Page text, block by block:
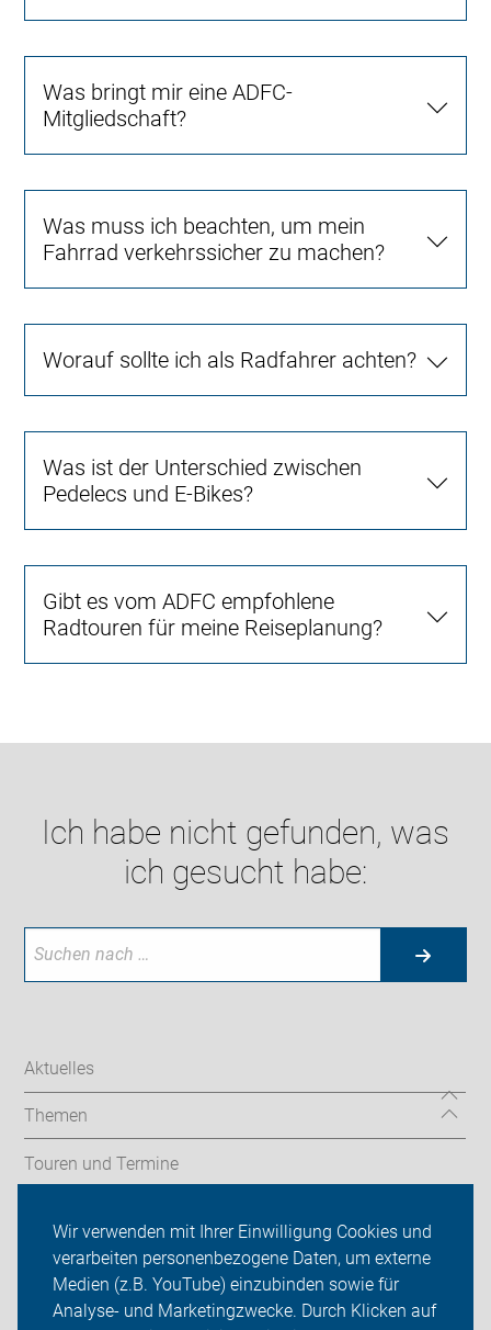
Wir verwenden mit Ihrer Einwilligung Cookies und
verarbeiten personenbezogene Daten, um externe
Medien (z.B. YouTube) einzubinden sowie für
Analyse- und Marketingzwecke. Durch Klicken auf
Was bringt mir eine ADFC-
Mitgliedschaft?
Was muss ich beachten, um mein
Fahrrad verkehrssicher zu machen?
Worauf sollte ich als Radfahrer achten?
Was ist der Unterschied zwischen
Pedelecs und E-Bikes?
Gibt es vom ADFC empfohlene
Radtouren für meine Reiseplanung?
Ich habe nicht gefunden, was
ich gesucht habe:
Aktuelles
Themen
Touren und Termine
ADFC Tübingen
Sei dabei